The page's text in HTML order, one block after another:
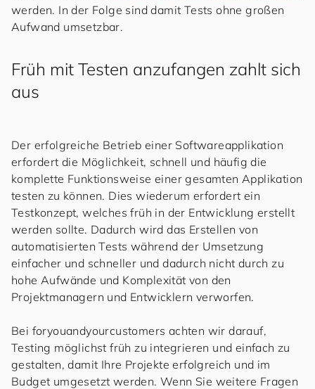
werden. In der Folge sind damit Tests ohne großen
Aufwand umsetzbar.
Früh mit Testen anzufangen zahlt sich
aus
Der erfolgreiche Betrieb einer Softwareapplikation
erfordert die Möglichkeit, schnell und häufig die
komplette Funktionsweise einer gesamten Applikation
testen zu können. Dies wiederum erfordert ein
Testkonzept, welches früh in der Entwicklung erstellt
werden sollte. Dadurch wird das Erstellen von
automatisierten Tests während der Umsetzung
einfacher und schneller und dadurch nicht durch zu
hohe Aufwände und Komplexität von den
Projektmanagern und Entwicklern verworfen.
Bei foryouandyourcustomers achten wir darauf,
Testing möglichst früh zu integrieren und einfach zu
gestalten, damit Ihre Projekte erfolgreich und im
Budget umgesetzt werden. Wenn Sie weitere Fragen